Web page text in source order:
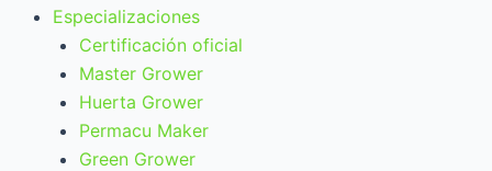
Especializaciones
Certificación oficial
Master Grower
Huerta Grower
Permacu Maker
Green Grower